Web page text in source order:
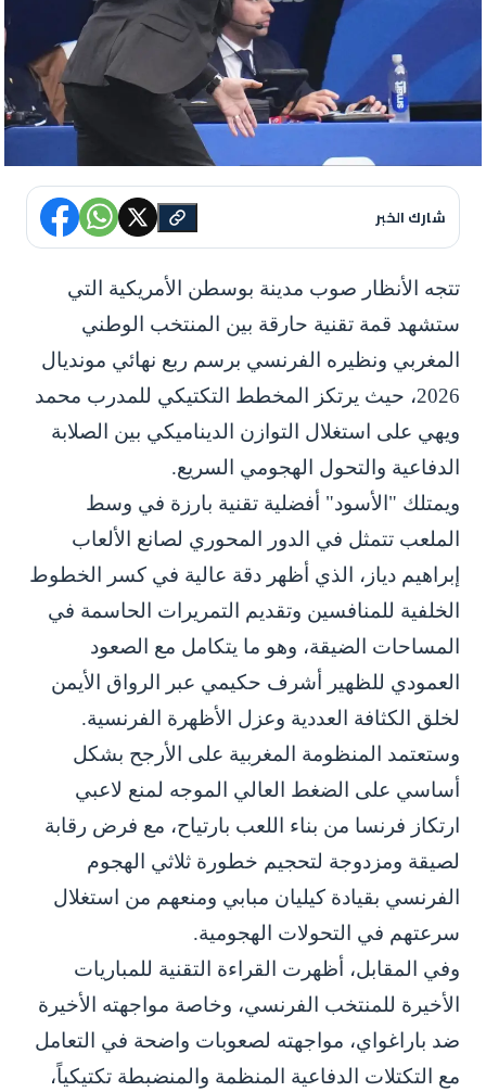
شارك الخبر
تتجه الأنظار صوب مدينة بوسطن الأمريكية التي
ستشهد قمة تقنية حارقة بين المنتخب الوطني
المغربي ونظيره الفرنسي برسم ربع نهائي مونديال
2026، حيث يرتكز المخطط التكتيكي للمدرب محمد
ويهي على استغلال التوازن الديناميكي بين الصلابة
الدفاعية والتحول الهجومي السريع.
ويمتلك "الأسود" أفضلية تقنية بارزة في وسط
الملعب تتمثل في الدور المحوري لصانع الألعاب
إبراهيم دياز، الذي أظهر دقة عالية في كسر الخطوط
الخلفية للمنافسين وتقديم التمريرات الحاسمة في
المساحات الضيقة، وهو ما يتكامل مع الصعود
العمودي للظهير أشرف حكيمي عبر الرواق الأيمن
لخلق الكثافة العددية وعزل الأظهرة الفرنسية.
وستعتمد المنظومة المغربية على الأرجح بشكل
أساسي على الضغط العالي الموجه لمنع لاعبي
ارتكاز فرنسا من بناء اللعب بارتياح، مع فرض رقابة
لصيقة ومزدوجة لتحجيم خطورة ثلاثي الهجوم
الفرنسي بقيادة كيليان مبابي ومنعهم من استغلال
سرعتهم في التحولات الهجومية.
وفي المقابل، أظهرت القراءة التقنية للمباريات
الأخيرة للمنتخب الفرنسي، وخاصة مواجهته الأخيرة
ضد باراغواي، مواجهته لصعوبات واضحة في التعامل
مع التكتلات الدفاعية المنظمة والمنضبطة تكتيكياً،